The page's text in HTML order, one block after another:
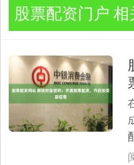
股票配资门户